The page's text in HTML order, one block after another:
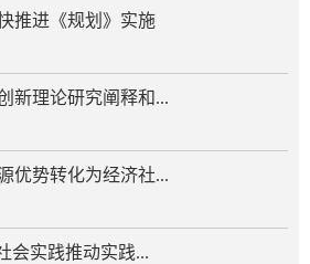
推进《规划》实施
新理论研究阐释和...
优势转化为经济社...
会实践推动实践...